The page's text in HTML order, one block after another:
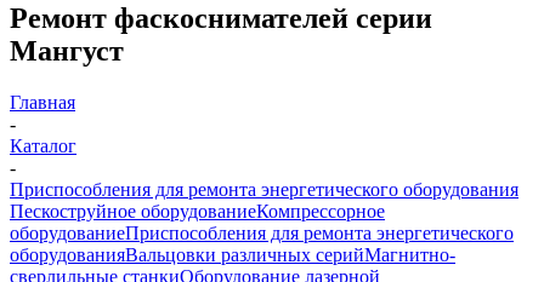
Ремонт фаскоснимателей серии
Мангуст
Главная
-
Каталог
-
Приспособления для ремонта энергетического оборудования
Пескоструйное оборудованиеКомпрессорное
оборудованиеПриспособления для ремонта энергетического
оборудованияВальцовки различных серийМагнитно-
сверлильные станкиОборудование лазерной